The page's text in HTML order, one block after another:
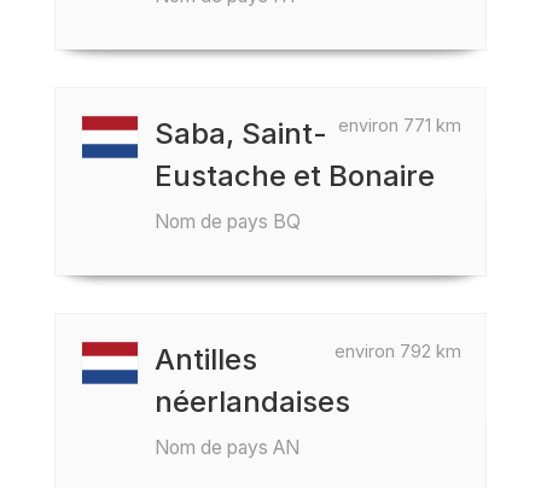
environ 771 km
Saba, Saint-
Eustache et Bonaire
Nom de pays BQ
environ 792 km
Antilles
néerlandaises
Nom de pays AN